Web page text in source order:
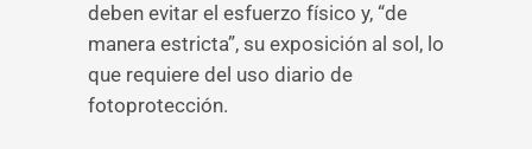
deben evitar el esfuerzo físico y, “de
manera estricta”, su exposición al sol, lo
que requiere del uso diario de
fotoprotección.